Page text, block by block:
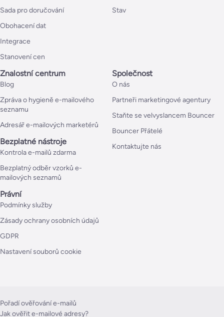
Sada pro doručování
Obohacení dat
Integrace
Stanovení cen
Stav
Znalostní centrum
Blog
Zpráva o hygieně e-mailového
seznamu
Adresář e-mailových marketérů
Bezplatné nástroje
Kontrola e-mailů zdarma
Bezplatný odběr vzorků e-
mailových seznamů
Společnost
O nás
Partneři marketingové agentury
Staňte se velvyslancem Bouncer
Bouncer Přátelé
Kontaktujte nás
Právní
Podmínky služby
Zásady ochrany osobních údajů
GDPR
Nastavení souborů cookie
Pořadí ověřování e-mailů
Jak ověřit e-mailové adresy?